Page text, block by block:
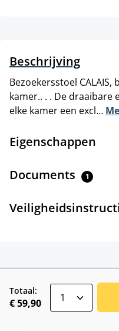
Beschrijving
Bezoekersstoel
kamer.. . . De draaibare
elke kamer een excl…
Eigenschappen
Documents 1
Totaal:
€ 59,90